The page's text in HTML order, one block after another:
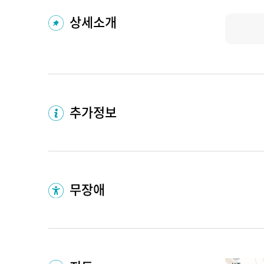
상세소개
추가정보
무장애